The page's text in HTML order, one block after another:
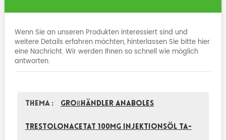
Wenn Sie an unseren Produkten interessiert sind und
weitere Details erfahren möchten, hinterlassen Sie bitte hier
eine Nachricht. Wir werden Ihnen so schnell wie möglich
antworten.
Thema : Großhändler anaboles
Trestolonacetat 100mg Injektionsöl TA-